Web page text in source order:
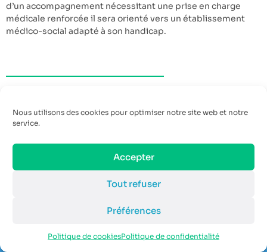
Nous utilisons des cookies pour optimiser notre site web et notre
service.
Accepter
Tout refuser
Préférences
Politique de cookiesPolitique de confidentialité
d’un accompagnement nécessitant une prise en charge
médicale renforcée il sera orienté vers un établissement
médico-social adapté à son handicap.
Comme nous l’avons vu dans les témoignages des acteurs
font principalement barrage à l’inclusion des élèves relevant
Nous le rappelons, le premier obstacle concerne la mise en
dispositif, qui puisse réellement cohabiter au sein de deux
distincts, sans nuire à la flexibilité nécessaire au bon